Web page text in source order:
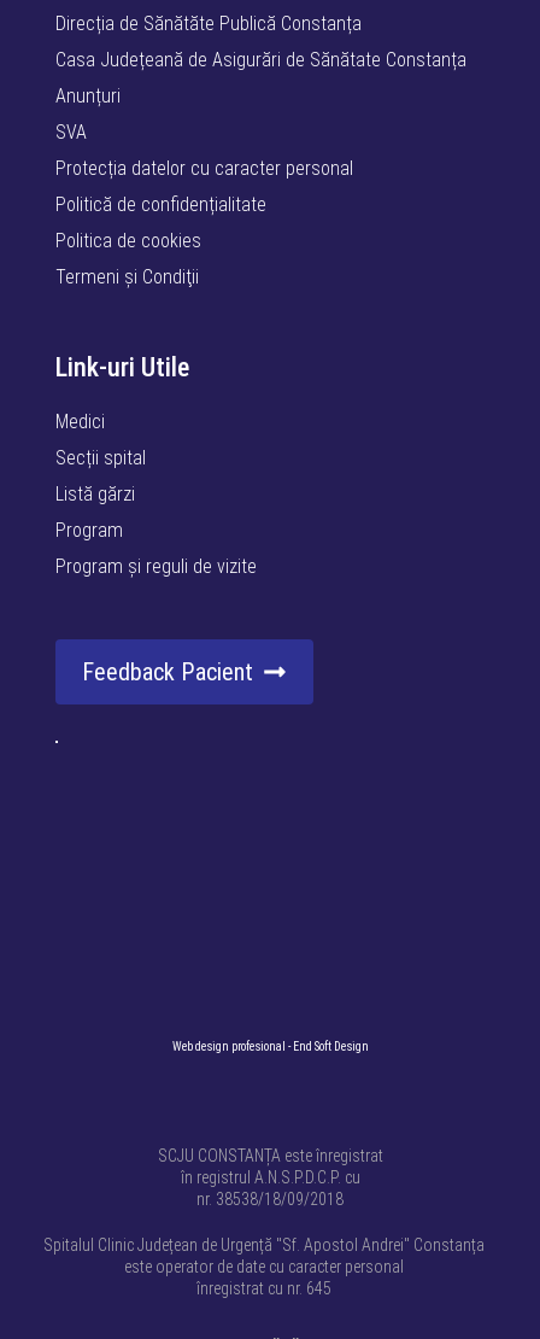
Direcția de Sănătăte Publică Constanța
Casa Județeană de Asigurări de Sănătate Constanța
Anunțuri
SVA
Protecția datelor cu caracter personal
Politică de confidențialitate
Politica de cookies
Termeni şi Condiţii
Web design profesional - End Soft Design
Link-uri Utile
Medici
Secții spital
Listă gărzi
Program
Program și reguli de vizite
Feedback Pacient
SCJU CONSTANȚA este înregistrat
în registrul A.N.S.P.D.C.P. cu
nr. 38538/18/09/2018
Spitalul Clinic Județean de Urgență "Sf. Apostol Andrei" Constanța
este operator de date cu caracter personal
înregistrat cu nr. 645